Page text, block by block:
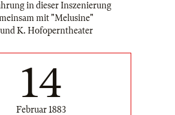
in dieser Inszenierung
mit "Melusine"
K. Hofoperntheater
14
Februar 1883